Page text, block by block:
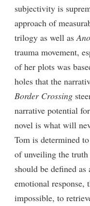
subjectivity is
approach of
trilogy as well as
trauma movement,
of her plots was
holes that the
Border Crossing
narrative potential
novel is what will
Tom is determined
of unveiling the truth
should be defined as
emotional
impossible, to